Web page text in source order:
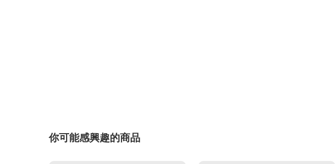
你可能感興趣的商品